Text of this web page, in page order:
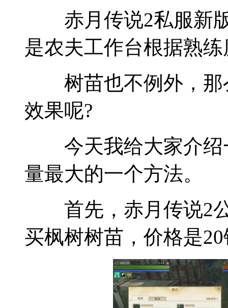
赤月传说2私服新版
是农夫工作台根据熟
树苗也不例外，那
效果呢?
今天我给大家介绍
量最大的一个方法。
首先，赤月传说2公
买枫树树苗，价格是